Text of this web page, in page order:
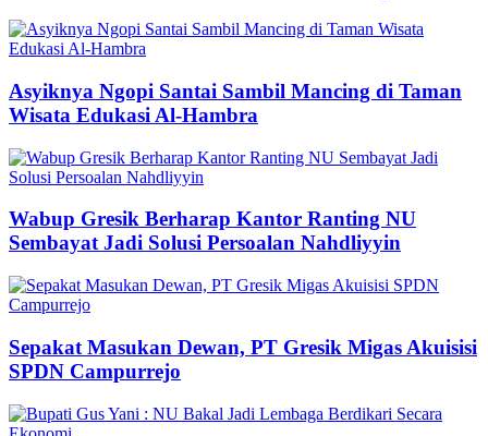
Asyiknya Ngopi Santai Sambil Mancing di Taman
Wisata Edukasi Al-Hambra
Wabup Gresik Berharap Kantor Ranting NU
Sembayat Jadi Solusi Persoalan Nahdliyyin
Sepakat Masukan Dewan, PT Gresik Migas Akuisisi
SPDN Campurrejo